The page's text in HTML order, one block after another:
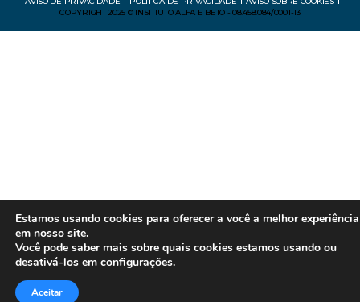
COPYRIGHT 2025 © INSTITUTO ALFA E BETO - 08.458.084/0001-13
Estamos usando cookies para oferecer a você a melhor experiência
em nosso site.
Você pode saber mais sobre quais cookies estamos usando ou
desativá-los em configurações.
Aceitar